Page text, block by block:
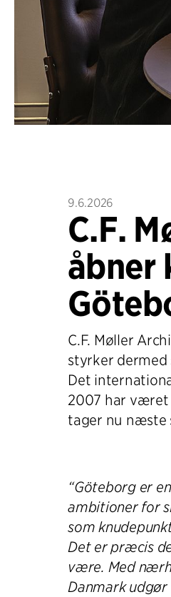
9.6.2026
C.F.
åbner
C.F. Møller
styrker
Det
2007 har været
tager nu næste
“Göteborg er
ambitioner for
som
Det er præcis
være. Med
Danmark